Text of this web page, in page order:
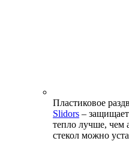
Пластиковое
Slidors – защищает
тепло лучше, чем
стекол можно